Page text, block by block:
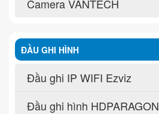
Camera VANTECH
ĐẦU GHI HÌNH
Đầu ghi IP WIFI Ezviz
Đầu ghi hình HDPARAGON